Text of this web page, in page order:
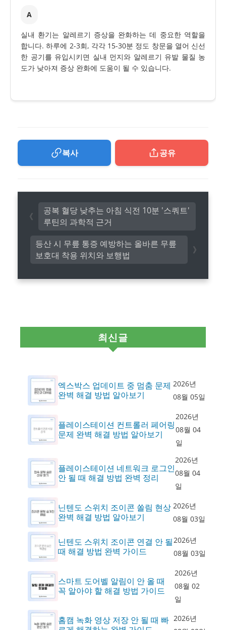
A
실내 환기는 알레르기 증상을 완화하는 데 중요한 역할을
합니다. 하루에 2-3회, 각각 15-30분 정도 창문을 열어 신선
한 공기를 유입시키면 실내 먼지와 알레르기 유발 물질 농
도가 낮아져 증상 완화에 도움이 될 수 있습니다.
복사 공유
등산 시 무릎 통증 예방하는 올바른 무릎
보호대 착용 위치와 보행법
공복 혈당 낮추는 아침 식전 10분 '스쿼트'
루틴의 과학적 근거
최신글
엑스박스 업데이트 중 멈춤 문제
완벽 해결 방법 알아보기
2026년
08월 05일
플레이스테이션 컨트롤러 페어링
문제 완벽 해결 방법 알아보기
2026년
08월 04
일
플레이스테이션 네트워크 로그인
안 될 때 해결 방법 완벽 정리
2026년
08월 04
일
닌텐도 스위치 조이콘 쏠림 현상
완벽 해결 방법 알아보기
2026년
08월 03일
닌텐도 스위치 조이콘 연결 안 될
때 해결 방법 완벽 가이드
2026년
08월 03일
스마트 도어벨 알림이 안 올 때
꼭 알아야 할 해결 방법 가이드
2026년
08월 02
일
홈캠 녹화 영상 저장 안 될 때 빠 2026년